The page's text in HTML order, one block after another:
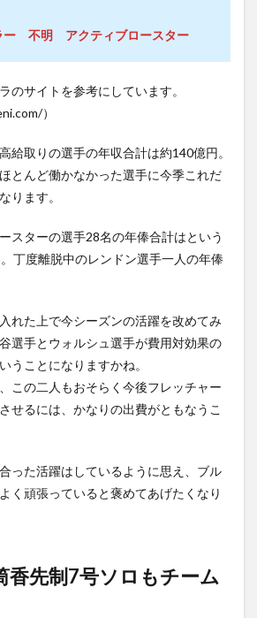
ー 不明 アクティブロースター
のサイトを参考にしています。
）
給取りの選手の年収合計は約140億円。
とんど働かなかった選手に今季これだ
ります。
スターの選手28名の年俸合計はという
丁度離脱中のレンドン選手一人の年俸
れた上で今シーズンの活躍を改めてみ
選手とウォルシュ選手が費用対効果の
うことになりますかね。
この二人もおそらく今後フレッチャー
せるには、かなりの出費がともなうこ
った活躍はしているように思え、ブル
く頑張っていると褒めてあげたくなり
香先制7号ソロもチーム